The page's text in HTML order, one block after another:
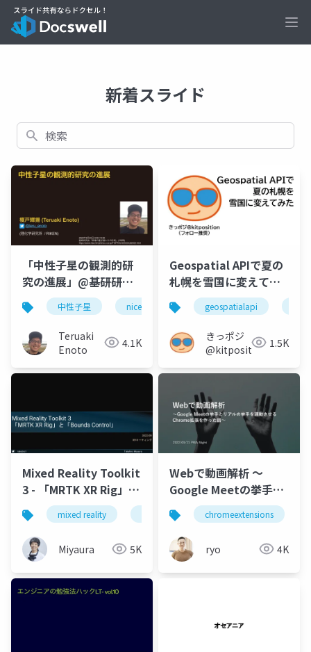
新着スライド
検索
「中性子星の観測的研
究の進展」@基研研究
会 「熱場の量子論とそ
の応用」
中性子星 nicer 状態方程式
Teruaki
Enoto
4.1K
Geospatial APIで夏の
札幌を雪国に変えてみ
た
geospatialapi
きっポジ
@kitposition 1.5K
Mixed Reality Toolkit
3 - 「MRTK XR Rig」と
「Bounds Control」
mixed reality xrmtg
Miyaura 5K
Webで動画解析 〜
Google Meetの挙手と
リアルの挙手を連動さ
せるChrome拡張を作
った話〜
chromeextensions
ryo 4K